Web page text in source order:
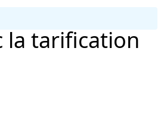
la tarification